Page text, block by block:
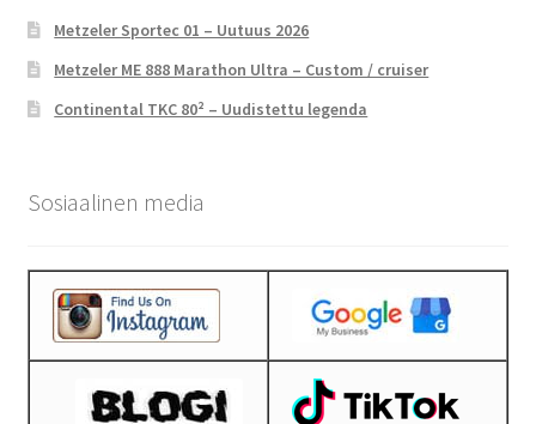
Metzeler Sportec 01 – Uutuus 2026
Metzeler ME 888 Marathon Ultra – Custom / cruiser
Continental TKC 80² – Uudistettu legenda
Sosiaalinen media